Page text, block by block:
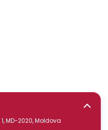
MD-2020, Moldova